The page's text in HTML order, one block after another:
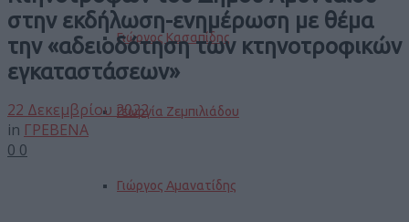
Γιώργος Κασαπίδης
Γεωργία Ζεμπιλιάδου
Γιώργος Αμανατίδης
στην εκδήλωση-ενημέρωση με θέμα
την «αδειοδότηση των κτηνοτροφικών
εγκαταστάσεων»
22 Δεκεμβρίου 2022
in ΓΡΕΒΕΝΑ
0 0